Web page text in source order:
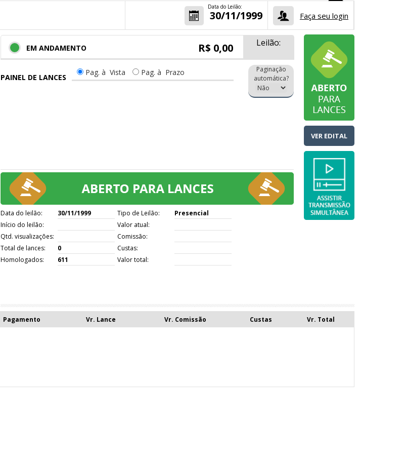
Faça seu login
Data do Leilão:
30/11/1999
EM ANDAMENTO R$ 0,00 Leilão:
PAINEL DE LANCES
Pag. à Vista Pag. à Prazo
Paginação
automática?
Data do leilão:
30/11/1999
Início do leilão:
Qtd. visualizações:
Total de lances:
0
Homologados:
611
Tipo de Leilão:
Presencial
Valor atual:
Comissão:
Custas:
Valor total:
VER EDITAL
Pagamento Vr. Lance Vr. Comissão Custas Vr. Total